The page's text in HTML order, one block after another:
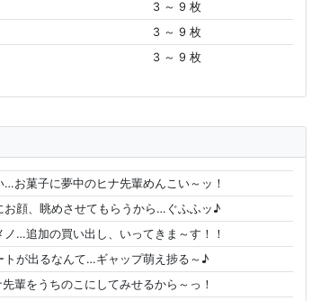
3 ～ 9 枚
3 ～ 9 枚
3 ～ 9 枚
お菓子に夢中のヒナ先輩めんこい～ッ！
顔、眺めさせてもらうから…ぐふふッ♪
…追加の買い出し、いってきま～す！！
トが出るなんて…ギャップ萌え捗る～♪
輩をうちのこにしてみせるから～っ！